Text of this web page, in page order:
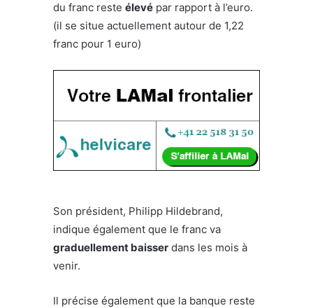
du franc reste élevé par rapport à l’euro.
(il se situe actuellement autour de 1,22
franc pour 1 euro)
Son président, Philipp Hildebrand,
indique également que le franc va
graduellement baisser dans les mois à
venir.
Il précise également que la banque reste